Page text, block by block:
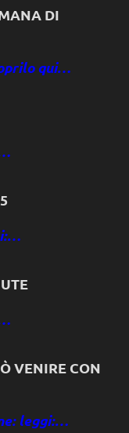
DI
qui…
VENIRE CON
leggi:…